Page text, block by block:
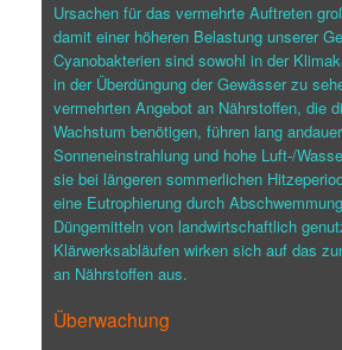
Ursachen für das vermehrte Auftreten
damit einer höheren Belastung unserer
Cyanobakterien sind sowohl in der
in der Überdüngung der Gewässer zu
vermehrten Angebot an Nährstoffen, die
Wachstum benötigen, führen lang
Sonneneinstrahlung und hohe Luft-/
sie bei längeren sommerlichen
eine Eutrophierung durch
Düngemitteln von landwirtschaftlich
Klärwerksabläufen wirken sich auf das
an Nährstoffen aus.
Überwachung